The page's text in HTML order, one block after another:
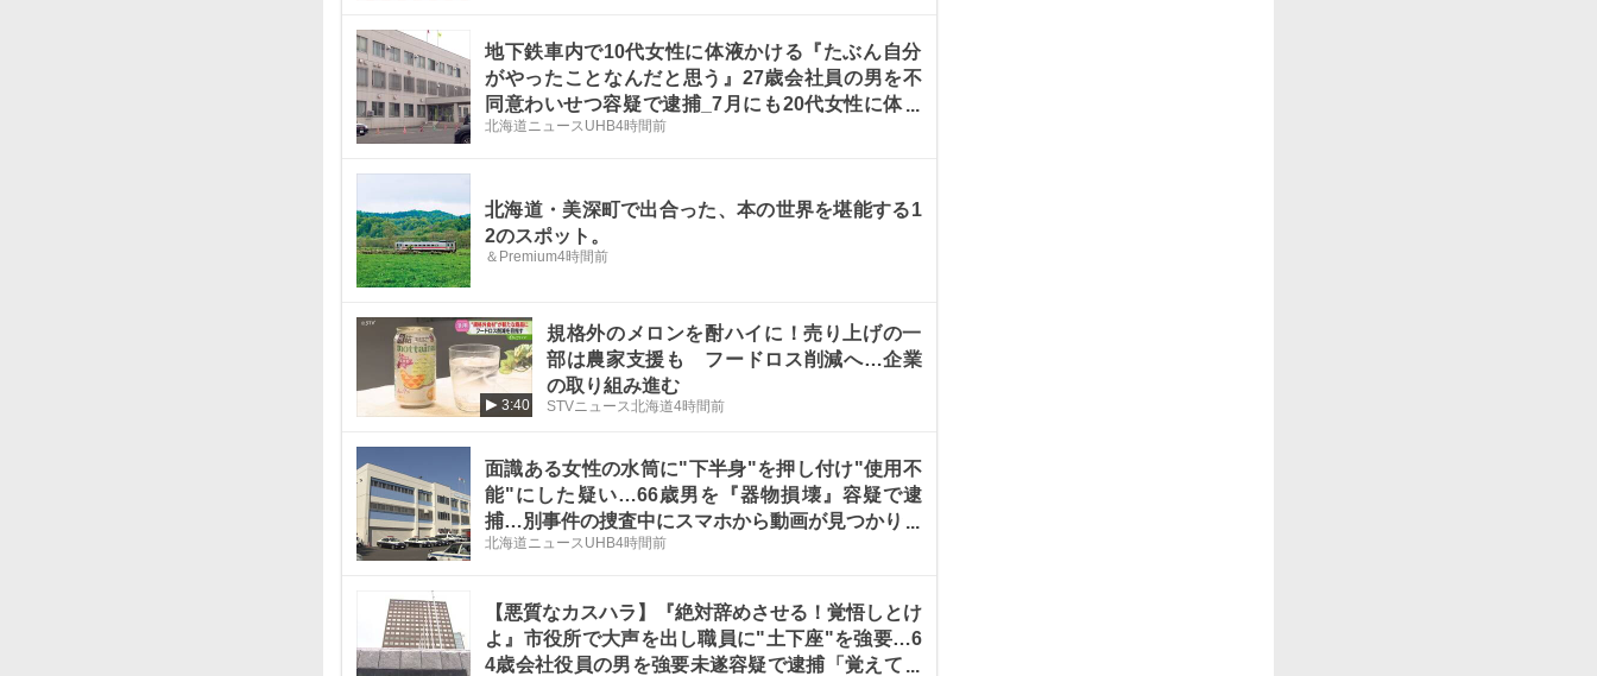
地下鉄車内で10代女性に体液かける『たぶん自分
がやったことなんだと思う』27歳会社員の男を不
同意わいせつ容疑で逮捕_7月にも20代女性に体液
かけて逮捕＜北海道札幌市＞
北海道ニュースUHB4時間前
北海道・美深町で出合った、本の世界を堪能する1
2のスポット。
＆Premium4時間前
3:40
規格外のメロンを酎ハイに！売り上げの一
部は農家支援も フードロス削減へ…企業
の取り組み進む
STVニュース北海道4時間前
面識ある女性の水筒に"下半身"を押し付け"使用不
能"にした疑い…66歳男を『器物損壊』容疑で逮
捕…別事件の捜査中にスマホから動画が見つかり犯
行が発覚「間違いありません」〈北海道札幌市〉
北海道ニュースUHB4時間前
【悪質なカスハラ】『絶対辞めさせる！覚悟しとけ
よ』市役所で大声を出し職員に"土下座"を強要…6
4歳会社役員の男を強要未遂容疑で逮捕「覚えてい